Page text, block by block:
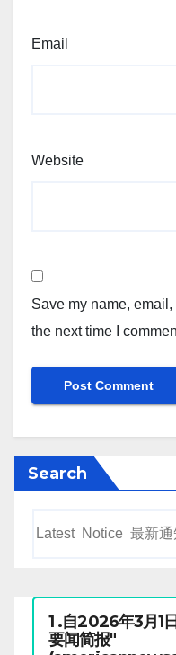
Email
Website
Save my name,
the next time I
Search
1 .自2026年3月1
要闻简报"